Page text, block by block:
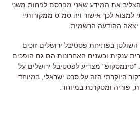
את המידע שאני מפרסם לפחות משני
למצוא לכך אישור ויה סמ"ס ממקורותיי
יצאה ההודעה הרשמית.
בפתיחת פסטיבל ירושלים זוכים
ענקית ובשנים האחרונות הם גם הופכים
"סינמסקופ" מצדיע לפסטיבל ירושלים על
היוקרתי הזה על סרט ישראלי, במיוחד
פוריה ומסקרנת במיוחד.